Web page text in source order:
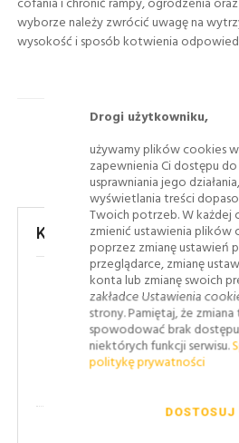
Drogi użytkowniku,
używamy plików cookies
zapewnienia Ci dostępu do
usprawniania jego
wyświetlania treści
Twoich potrzeb. W każdej
zmienić ustawienia plików
poprzez zmianę ustawień
przeglądarce, zmianę
konta lub zmianę swoich
zakładce Ustawienia
strony. Pamiętaj, że
spowodować brak
niektórych funkcji serwisu.
politykę prywatności
DOSTOSUJ
cofania i chronić rampy, ogrodzenia
wyborze należy zwrócić uwagę na
wysokość i sposób kotwienia
Kategorie
Bezpieczeństwo ruchu
Jak to się robi(8)